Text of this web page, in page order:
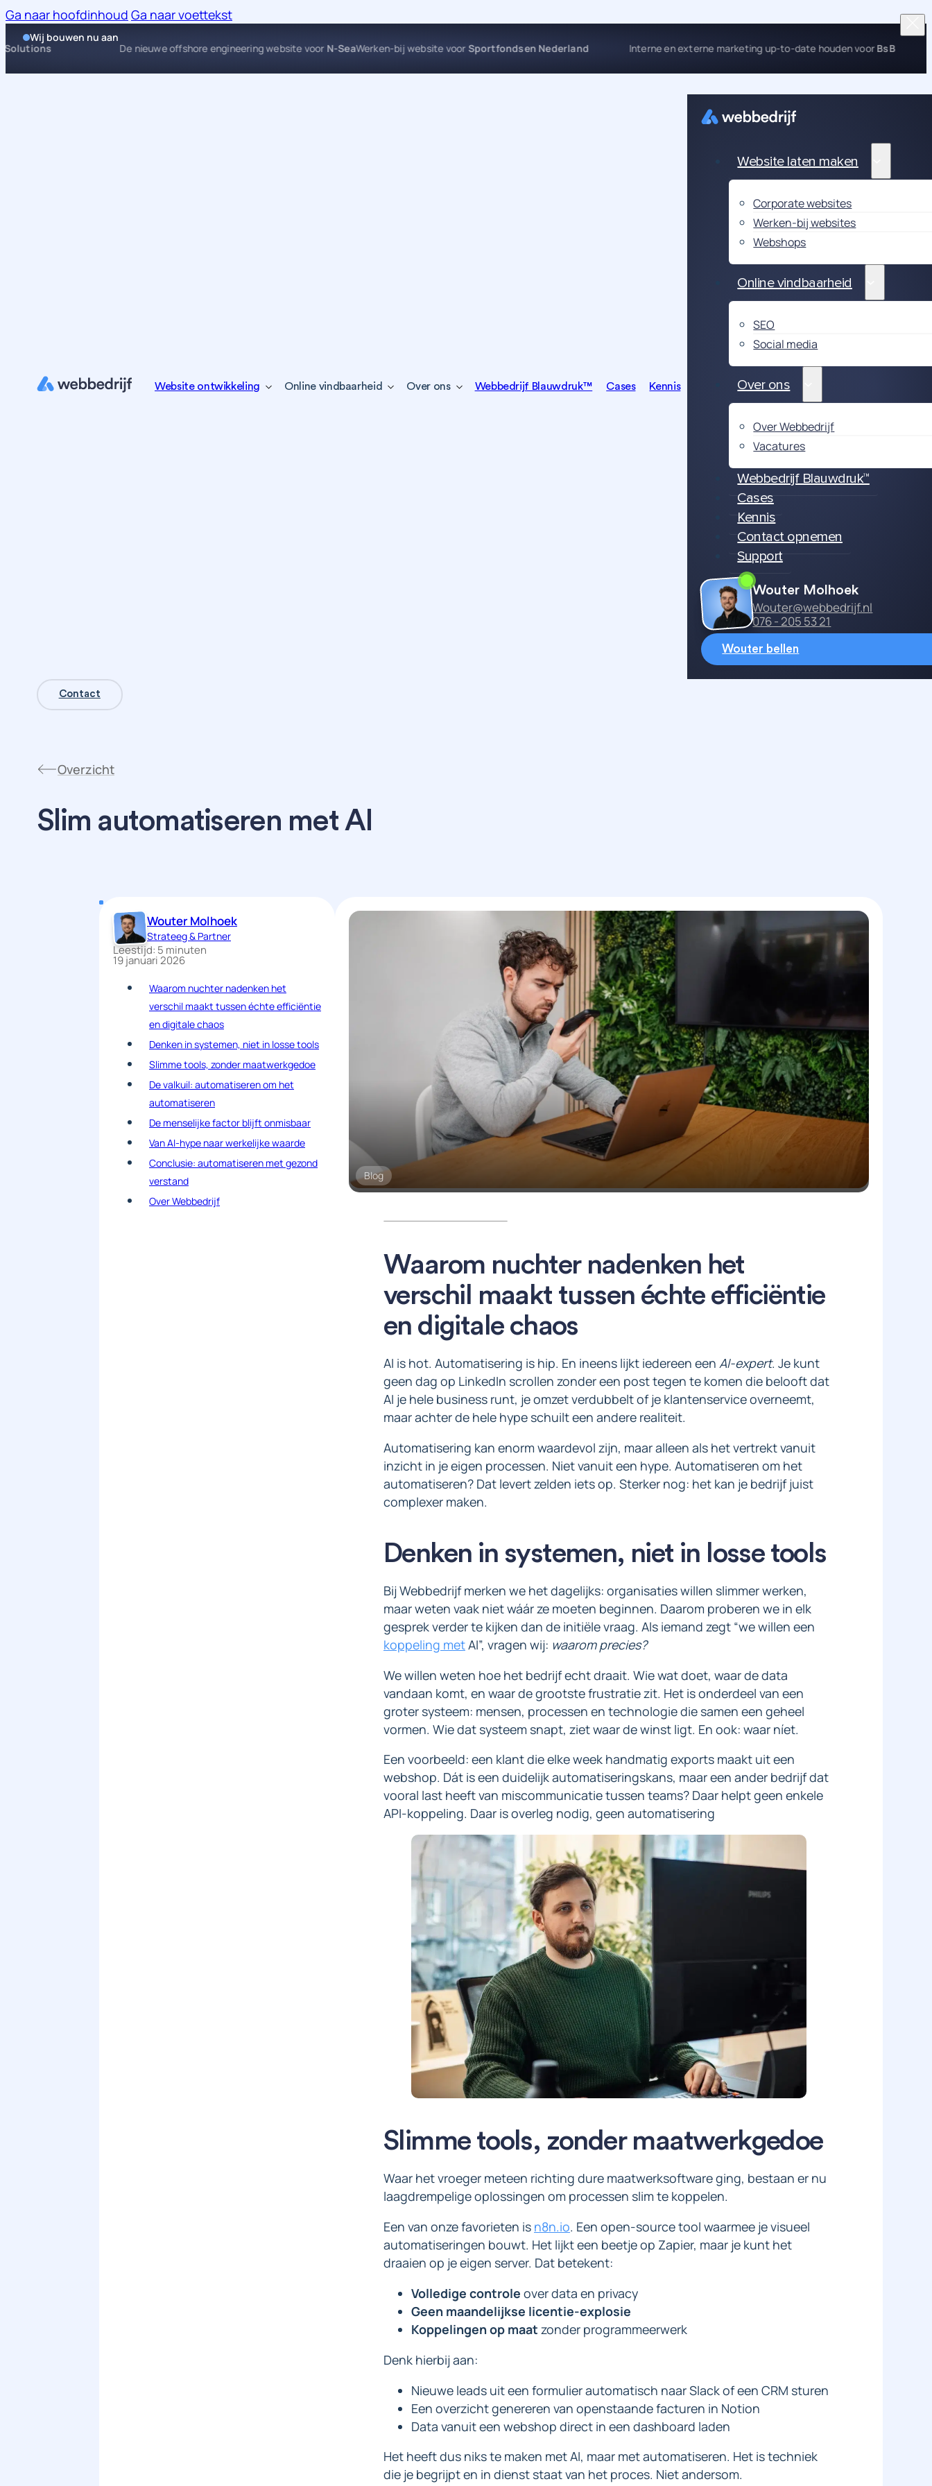
Ga naar hoofdinhoud Ga naar voettekst
Wij bouwen nu aan
Solutions
De nieuwe offshore engineering website voorN-SeaWerken-bij website voorSportfondsen Nederland Interne en externe marketing up-to-date houden voor
Website ontwikkeling Online vindbaarheid Over ons Webbedrijf Blauwdruk™ Cases Kennis
Website laten maken
Corporate websites
Werken-bij websites
Webshops
Online vindbaarheid
SEO
Social media
Over ons
Over Webbedrijf
Vacatures
Webbedrijf Blauwdruk™
Cases
Kennis
Contact opnemen
Support
Wouter Molhoek
Wouter@webbedrijf.nl
076 - 205 53 21
Wouter bellen
Contact
Overzicht
Slim automatiseren met AI
Wouter Molhoek
Strateeg & Partner
Leestijd: 5 minuten
19 januari 2026
Waarom nuchter nadenken het
verschil maakt tussen échte efficiëntie
en digitale chaos
Denken in systemen, niet in losse tools
Slimme tools, zonder maatwerkgedoe
De valkuil: automatiseren om het
automatiseren
De menselijke factor blijft onmisbaar
Van AI-hype naar werkelijke waarde
Conclusie: automatiseren met gezond
verstand
Over Webbedrijf
Blog
Waarom nuchter nadenken het
verschil maakt tussen échte efficiëntie
en digitale chaos
AI is hot. Automatisering is hip. En ineens lijkt iedereen een AI-expert. Je kunt
geen dag op LinkedIn scrollen zonder een post tegen te komen die belooft dat
AI je hele business runt, je omzet verdubbelt of je klantenservice overneemt,
maar achter de hele hype schuilt een andere realiteit.
Automatisering kan enorm waardevol zijn, maar alleen als het vertrekt vanuit
inzicht in je eigen processen. Niet vanuit een hype. Automatiseren om het
automatiseren? Dat levert zelden iets op. Sterker nog: het kan je bedrijf juist
complexer maken.
Denken in systemen, niet in losse tools
Bij Webbedrijf merken we het dagelijks: organisaties willen slimmer werken,
maar weten vaak niet wáár ze moeten beginnen. Daarom proberen we in elk
gesprek verder te kijken dan de initiële vraag. Als iemand zegt “we willen een
koppeling metAI”, vragen wij: waarom precies?
We willen weten hoe het bedrijf echt draait. Wie wat doet, waar de data
vandaan komt, en waar de grootste frustratie zit. Het is onderdeel van een
groter systeem: mensen, processen en technologie die samen een geheel
vormen. Wie dat systeem snapt, ziet waar de winst ligt. En ook: waar níet.
Een voorbeeld: een klant die elke week handmatig exports maakt uit een
webshop. Dát is een duidelijk automatiseringskans, maar een ander bedrijf dat
vooral last heeft van miscommunicatie tussen teams? Daar helpt geen enkele
API-koppeling. Daar is overleg nodig, geen automatisering
Slimme tools, zonder maatwerkgedoe
Waar het vroeger meteen richting dure maatwerksoftware ging, bestaan er nu
laagdrempelige oplossingen om processen slim te koppelen.
Een van onze favorieten is n8n.io. Een open-source tool waarmee je visueel
automatiseringen bouwt. Het lijkt een beetje op Zapier, maar je kunt het
draaien op je eigen server. Dat betekent:
Volledige controle over data en privacy
Geen maandelijkse licentie-explosie
Koppelingen op maat zonder programmeerwerk
Denk hierbij aan:
Nieuwe leads uit een formulier automatisch naar Slack of een CRM sturen
Een overzicht genereren van openstaande facturen in Notion
Data vanuit een webshop direct in een dashboard laden
Het heeft dus niks te maken met AI, maar met automatiseren. Het is techniek
die je begrijpt en in dienst staat van het proces. Niet andersom.